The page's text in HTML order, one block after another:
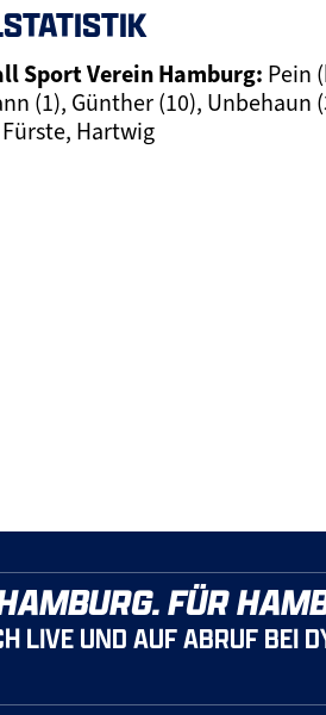
Sport Verein Hamburg: Pein
(1), Günther (10), Unbehaun
Hartwig
FÜR
LIVE UND AUF ABRUF BEI